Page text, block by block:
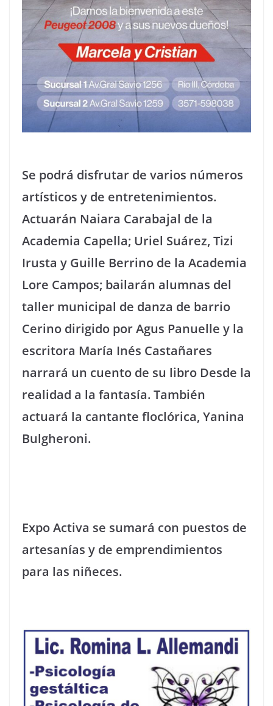
Se podrá disfrutar de varios números
artísticos y de entretenimientos.
Actuarán Naiara Carabajal de la
Academia Capella; Uriel Suárez, Tizi
Irusta y Guille Berrino de la Academia
Lore Campos; bailarán alumnas del
taller municipal de danza de barrio
Cerino dirigido por Agus Panuelle y la
escritora María Inés Castañares
narrará un cuento de su libro Desde la
realidad a la fantasía. También
actuará la cantante floclórica, Yanina
Bulgheroni.
Expo Activa se sumará con puestos de
artesanías y de emprendimientos
para las niñeces.